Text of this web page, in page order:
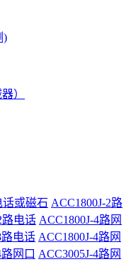
)
）
话或磁石 ACC1800J-2路
路电话 ACC1800J-4路网
路电话 ACC1800J-4路网
网口 ACC3005J-4路网